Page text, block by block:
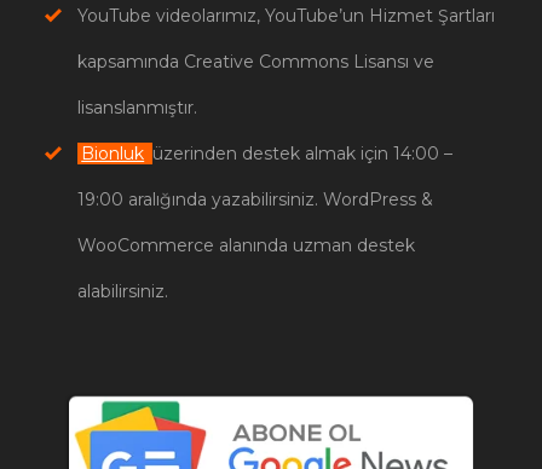
YouTube videolarımız, YouTube’un Hizmet Şartları
kapsamında Creative Commons Lisansı ve
lisanslanmıştır.
Bionluk üzerinden destek almak için 14:00 –
19:00 aralığında yazabilirsiniz. WordPress &
WooCommerce alanında uzman destek
alabilirsiniz.